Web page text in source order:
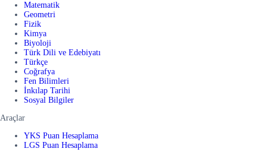
Matematik
Geometri
Fizik
Kimya
Biyoloji
Türk Dili ve Edebiyatı
Türkçe
Coğrafya
Fen Bilimleri
İnkılap Tarihi
Sosyal Bilgiler
Araçlar
YKS Puan Hesaplama
LGS Puan Hesaplama